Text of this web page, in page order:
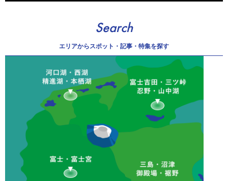
Search
エリアからスポット・記事・特集を探す